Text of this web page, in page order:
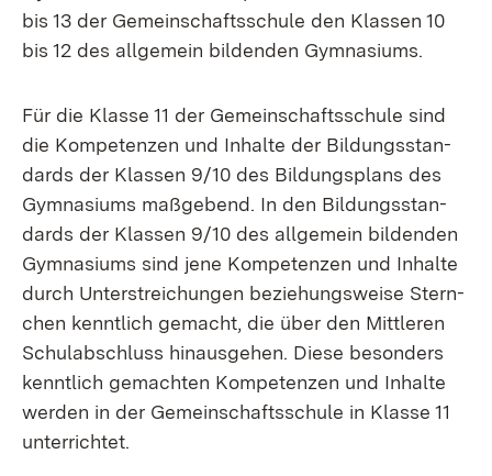
bis 13 der Ge­mein­schafts­schu­le den Klas­sen 10
bis 12 des all­ge­mein bil­den­den Gym­na­si­ums.
Für die Klas­se 11 der Ge­mein­schafts­schu­le sind
die Kom­pe­ten­zen und In­hal­te der Bil­dungs­stan­
dards der Klas­sen 9/10 des Bil­dungs­plans des
Gym­na­si­ums maß­ge­bend. In den Bil­dungs­stan­
dards der Klas­sen 9/10 des all­ge­mein bil­den­den
Gym­na­si­ums sind je­ne Kom­pe­ten­zen und In­hal­te
durch Un­ter­strei­chun­gen be­zie­hungs­wei­se Stern­
chen kennt­lich ge­macht, die über den Mitt­le­ren
Schul­ab­schluss hin­aus­ge­hen. Die­se be­son­ders
kennt­lich ge­mach­ten Kom­pe­ten­zen und In­hal­te
wer­den in der Ge­mein­schafts­schu­le in Klas­se 11
un­ter­rich­tet.